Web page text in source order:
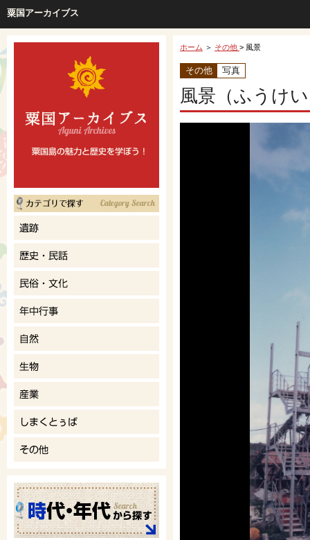
粟国アーカイブス
ホーム ＞ その他 > 風景
その他 写真
風景（ふうけ